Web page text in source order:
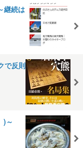
継続は
で反則
)～